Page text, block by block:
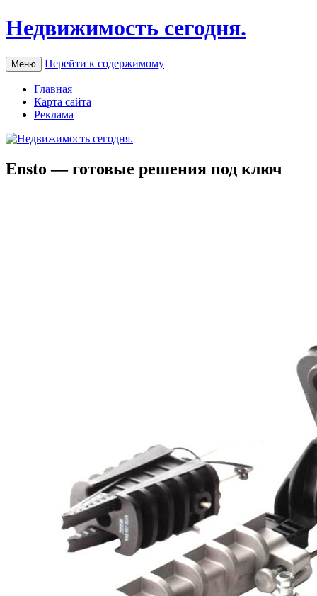
Недвижимость сегодня.
Меню Перейти к содержимому
Главная
Карта сайта
Реклама
Ensto — готовые решения под ключ